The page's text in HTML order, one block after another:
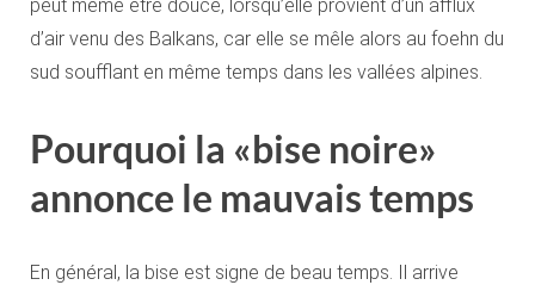
peut même être douce, lorsqu’elle provient d’un afflux
d’air venu des Balkans, car elle se mêle alors au foehn du
sud soufflant en même temps dans les vallées alpines.
Pourquoi la «bise noire»
annonce le mauvais temps
En général, la bise est signe de beau temps. Il arrive